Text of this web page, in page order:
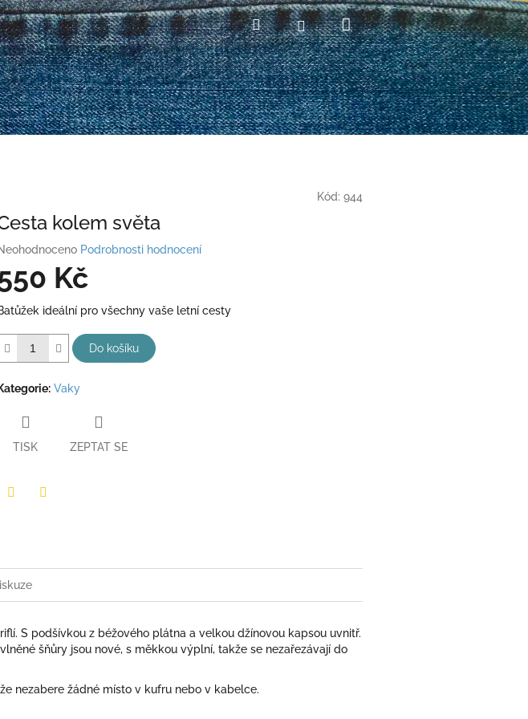
HledatPřihlášeníNákupní
košík
Kód: 944
kolem světa
Podrobnosti hodnocení
Kč
ideální pro všechny vaše letní cesty
Do košíku
Kategorie: Vaky
TISK ZEPTAT SE
S podšívkou z béžového plátna a velkou džínovou kapsou uvnitř.
šňůry jsou nové, s měkkou výplní, takže se nezařezávají do
nezabere žádné místo v kufru nebo v kabelce.